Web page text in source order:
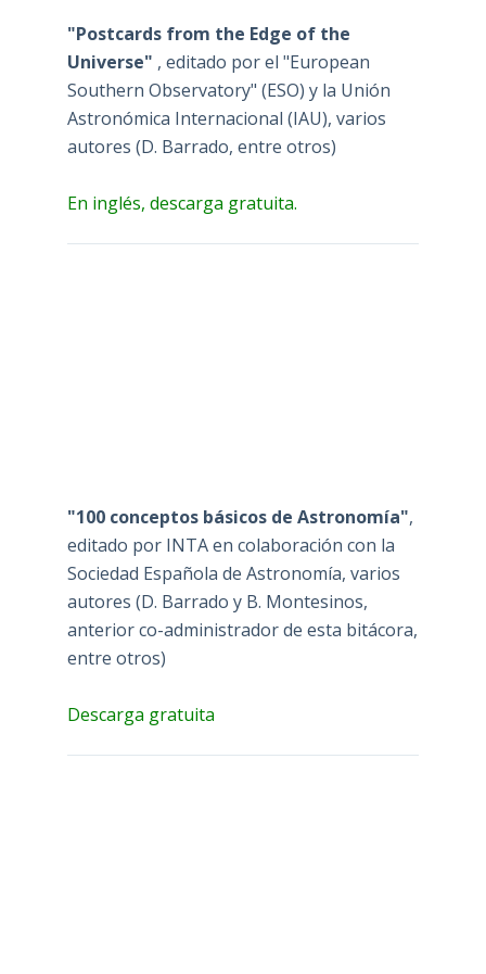
"Postcards from the Edge of the
Universe" , editado por el "European
Southern Observatory" (ESO) y la Unión
Astronómica Internacional (IAU), varios
autores (D. Barrado, entre otros)
En inglés, descarga gratuita.
"100 conceptos básicos de Astronomía",
editado por INTA en colaboración con la
Sociedad Española de Astronomía, varios
autores (D. Barrado y B. Montesinos,
anterior co-administrador de esta bitácora,
entre otros)
Descarga gratuita